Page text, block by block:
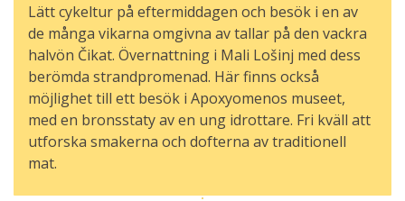
Lätt cykeltur på eftermiddagen och besök i en av
de många vikarna omgivna av tallar på den vackra
halvön Čikat. Övernattning i Mali Lošinj med dess
berömda strandpromenad. Här finns också
möjlighet till ett besök i Apoxyomenos museet,
med en bronsstaty av en ung idrottare. Fri kväll att
utforska smakerna och dofterna av traditionell
mat.